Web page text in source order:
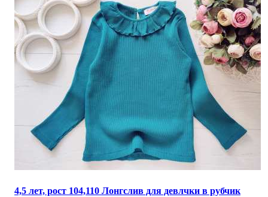
4,5 лет, рост 104,110 Лонгслив для девлчки в рубчик